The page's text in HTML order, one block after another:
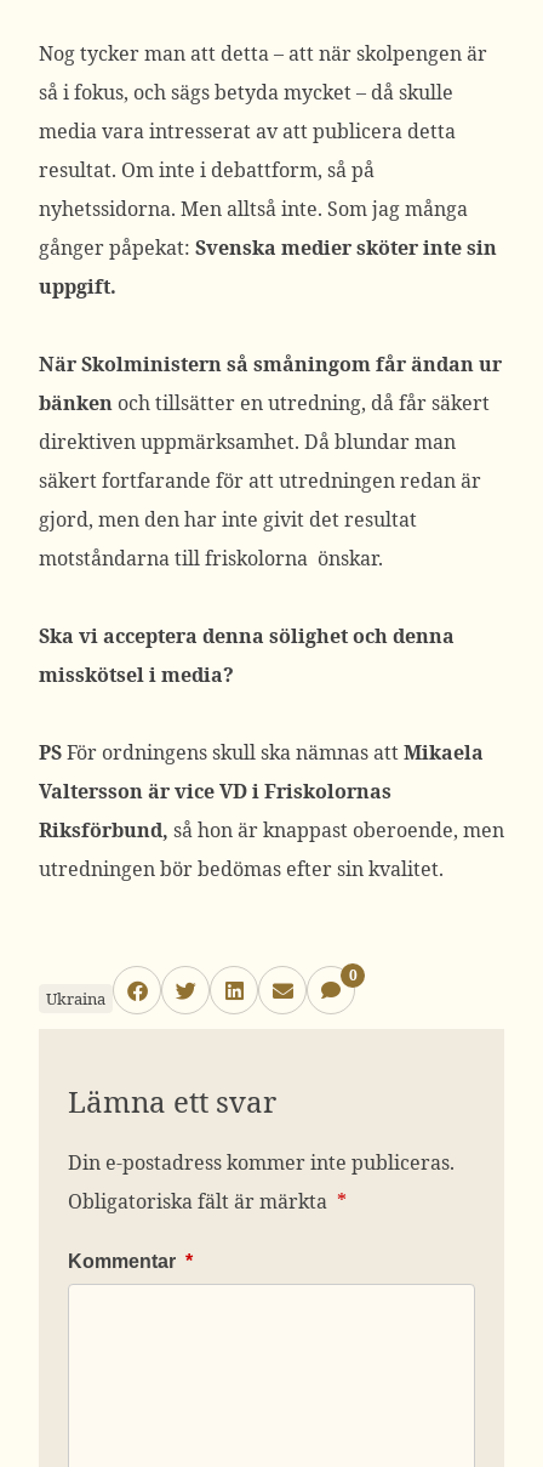
Nog tycker man att detta – att när skolpengen är
så i fokus, och sägs betyda mycket – då skulle
media vara intresserat av att publicera detta
resultat. Om inte i debattform, så på
nyhetssidorna. Men alltså inte. Som jag många
gånger påpekat: Svenska medier sköter inte sin
uppgift.
När Skolministern så småningom får ändan ur
bänken och tillsätter en utredning, då får säkert
direktiven uppmärksamhet. Då blundar man
säkert fortfarande för att utredningen redan är
gjord, men den har inte givit det resultat
motståndarna till friskolorna önskar.
Ska vi acceptera denna sölighet och denna
misskötsel i media?
PSFör ordningens skull ska nämnas attMikaela
Valtersson är vice VD i Friskolornas
Riksförbund, så hon är knappast oberoende, men
utredningen bör bedömas efter sin kvalitet.
Ukraina
0
Lämna ett svar
Din e-postadress kommer inte publiceras.
Obligatoriska fält är märkta *
Kommentar *